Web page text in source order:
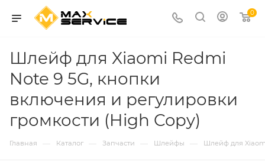
0
Шлейф для Xiaomi Redmi
Note 9 5G, кнопки
включения и регулировки
громкости (High Copy)
Главная — Каталог — Запчасти — Шлейфы — Шлейф для